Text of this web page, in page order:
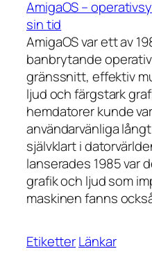
AmigaOS –
sin tid
AmigaOS var ett av
banbrytande
gränssnitt, effektiv
ljud och färgstark
hemdatorer kunde
användarvänliga
självklart i
lanserades 1985 var
grafik och ljud som
maskinen fanns
EtiketterLänkar